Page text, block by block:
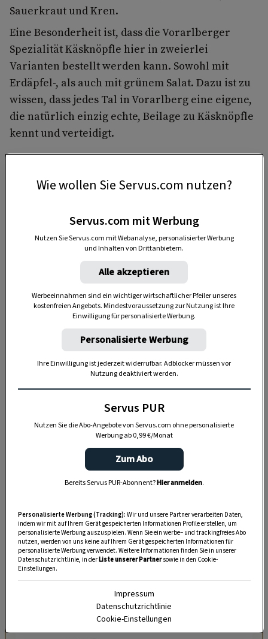
Sauerkraut und Kren.
Eine Besonderheit ist, dass die Vorarlberger
Spezialität Käsknöpfle hier in zweierlei
Varianten bestellt werden kann. Sowohl mit
Erdäpfel-, als auch mit grünem Salat. Dazu ist zu
wissen, dass jedes Tal in Vorarlberg eine eigene,
die natürlich einzig echte, Beilage zu Käsknöpfle
kennt und verteidigt.
Anzeige
Als süßen Abschluss empfehlen sich sowohl die
flaumigen Marillenknödel als auch der warme
Schokoladenkuchen.
Rustikal: innen und außen. Gastgarten und die alte Stube
laden zu gemütlichen Stunden ein.
Wie wollen Sie Servus.com nutzen?
Servus.com mit Werbung
Nutzen Sie Servus.com mit Webanalyse, personalisierter Werbung
und Inhalten von Drittanbietern.
Alle akzeptieren
Werbeeinnahmen sind ein wichtiger wirtschaftlicher Pfeiler unseres
kostenfreien Angebots. Mindestvoraussetzung zur Nutzung ist Ihre
Einwilligung für personalisierte Werbung.
Personalisierte Werbung
Ihre Einwilligung ist jederzeit widerrufbar. Adblocker müssen vor
Nutzung deaktiviert werden.
Servus PUR
Nutzen Sie die Abo-Angebote von Servus.com ohne personalisierte
Werbung ab 0,99 €/Monat
Zum Abo
Bereits Servus PUR-Abonnent?Hier anmelden.
Personalisierte Werbung (Tracking): Wir und unsere Partner verarbeiten Daten,
indem wir mit auf Ihrem Gerät gespeicherten Informationen Profile erstellen, um
personalisierte Werbung auszuspielen. Wenn Sie ein werbe– und trackingfreies Abo
nutzen, werden von uns keine auf Ihrem Gerät gespeicherten Informationen für
personalisierte Werbung verwendet. Weitere Informationen finden Sie in unserer
Datenschutzrichtlinie, in derListe unserer Partnersowie in den Cookie-
Einstellungen.
Impressum
Datenschutzrichtlinie
Cookie-Einstellungen